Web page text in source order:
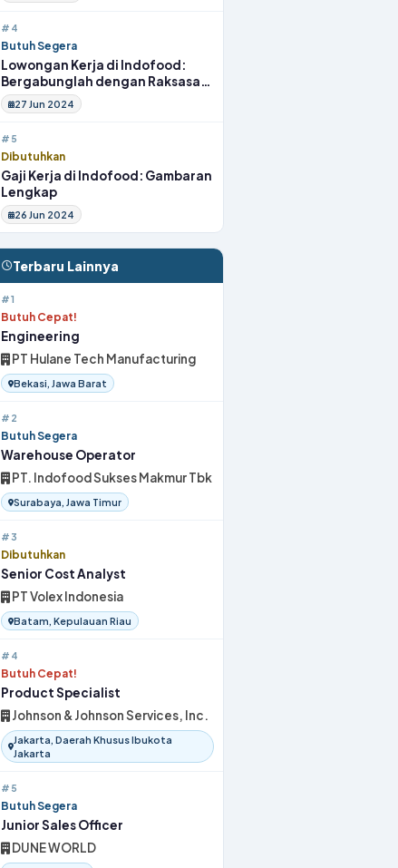
#4
Butuh Segera
Lowongan Kerja di Indofood:
Bergabunglah dengan Raksasa
Makanan Indonesia
27 Jun 2024
#5
Dibutuhkan
Gaji Kerja di Indofood: Gambaran
Lengkap
26 Jun 2024
Terbaru Lainnya
#1
Butuh Cepat!
Engineering
PT Hulane Tech Manufacturing
Bekasi, Jawa Barat
#2
Butuh Segera
Warehouse Operator
PT. Indofood Sukses Makmur Tbk
Surabaya, Jawa Timur
#3
Dibutuhkan
Senior Cost Analyst
PT Volex Indonesia
Batam, Kepulauan Riau
#4
Butuh Cepat!
Product Specialist
Johnson & Johnson Services, Inc.
Jakarta, Daerah Khusus Ibukota
Jakarta
#5
Butuh Segera
Junior Sales Officer
DUNE WORLD